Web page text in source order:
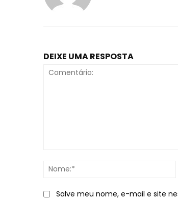
DEIXE UMA RESPOSTA
Salve meu nome, e-mail e site